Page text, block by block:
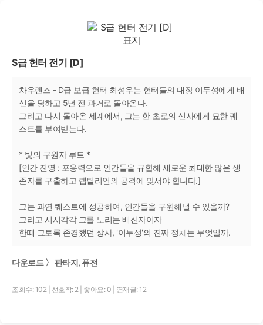
S급 헌터 전기 [D]
차우렌즈 - D급 보급 헌터 최성우는 헌터들의 대장 이두성에게 배
신을 당하고 5년 전 과거로 돌아온다.
그리고 다시 돌아온 세계에서, 그는 한 초로의 신사에게 묘한 퀘
스트를 부여받는다.
* 빛의 구원자 루트 *
[인간 진영 : 포용력으로 인간들을 규합해 새로운 최대한 많은 생
존자를 구출하고 렙틸리언의 공격에 맞서야 합니다.]
그는 과연 퀘스트에 성공하여, 인간들을 구원해낼 수 있을까?
그리고 시시각각 그를 노리는 배신자이자
한때 그토록 존경했던 상사, '이두성'의 진짜 정체는 무엇일까.
다운로드 〉 판타지, 퓨전
조회수: 102 선호작: 2 좋아요: 0 연재글: 12